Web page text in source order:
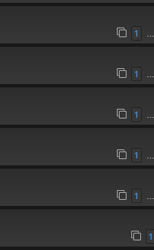
1 …
1 …
1 …
1 …
1 …
1